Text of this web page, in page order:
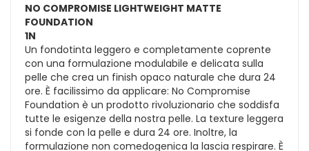
NO COMPROMISE LIGHTWEIGHT MATTE
FOUNDATION
1N
Un fondotinta leggero e completamente coprente
con una formulazione modulabile e delicata sulla
pelle che crea un finish opaco naturale che dura 24
ore. È facilissimo da applicare: No Compromise
Foundation è un prodotto rivoluzionario che soddisfa
tutte le esigenze della nostra pelle. La texture leggera
si fonde con la pelle e dura 24 ore. Inoltre, la
formulazione non comedogenica la lascia respirare. È